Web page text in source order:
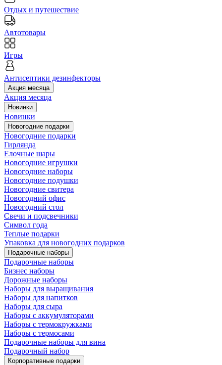
Отдых и путешествие
Автотовары
Игры
Антисептики дезинфекторы
Акция месяца
Акция месяца
Новинки
Новинки
Новогодние подарки
Новогодние подарки
Гирлянда
Елочные шары
Новогодние игрушки
Новогодние наборы
Новогодние подушки
Новогодние свитера
Новогодний офис
Новогодний стол
Свечи и подсвечники
Символ года
Теплые подарки
Упаковка для новогодних подарков
Подарочные наборы
Подарочные наборы
Бизнес наборы
Дорожные наборы
Наборы для выращивания
Наборы для напитков
Наборы для сыра
Наборы с аккумуляторами
Наборы с термокружками
Наборы с термосами
Подарочные наборы для вина
Подарочный набор
Корпоративные подарки